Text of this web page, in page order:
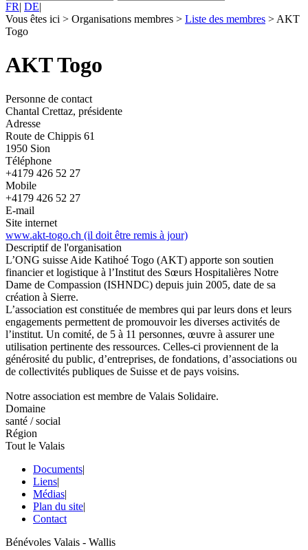
FR| DE|
Vous êtes ici > Organisations membres > Liste des membres > AKT
Togo
AKT Togo
Personne de contact
Chantal Crettaz, présidente
Adresse
Route de Chippis 61
1950 Sion
Téléphone
+4179 426 52 27
Mobile
+4179 426 52 27
E-mail
Site internet
www.akt-togo.ch (il doit être remis à jour)
Descriptif de l'organisation
L’ONG suisse Aide Katihoé Togo (AKT) apporte son soutien
financier et logistique à l’Institut des Sœurs Hospitalières Notre
Dame de Compassion (ISHNDC) depuis juin 2005, date de sa
création à Sierre.
L’association est constituée de membres qui par leurs dons et leurs
engagements permettent de promouvoir les diverses activités de
l’institut. Un comité, de 5 à 11 personnes, œuvre à assurer une
utilisation pertinente des ressources. Celles-ci proviennent de la
générosité du public, d’entreprises, de fondations, d’associations ou
de collectivités publiques de Suisse et de pays voisins.
Notre association est membre de Valais Solidaire.
Domaine
santé / social
Région
Tout le Valais
Documents|
Liens|
Médias|
Plan du site|
Contact
Bénévoles Valais - Wallis